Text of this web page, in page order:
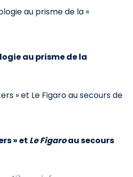
au prisme de la
» et Le Figaroau secours